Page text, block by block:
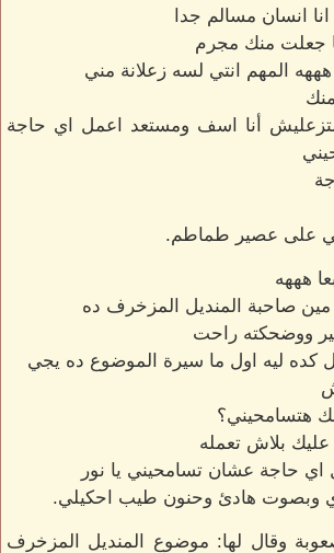
انسان مسالم جدا
جعلت منك مجرم
المهم انتي لسه زعلانة مني
أنا اسف ومستعد اعمل اي حاجة
على عصير طماطم.
هههه
مين صاحبة المنديل المزخرف ده
ووضحكته راحت
كده ليه اول ما سيرة الموضوع ده يجي
هتسامحيني؟
بلاش تعمله
اي حاجة عشان تسامحيني يا نور
وبصوت هادئ وحنون طيب احكيلي.
وقال لها: موضوع المنديل المزخرف